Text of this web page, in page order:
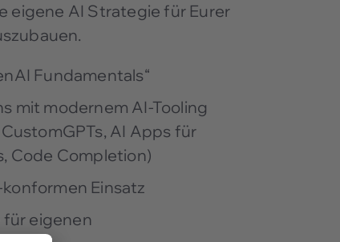
eigene AI Strategie für Eurer
Fundamentals“
mit modernem AI-Tooling
AI Apps für
Code Completion)
Einsatz
für eigenen